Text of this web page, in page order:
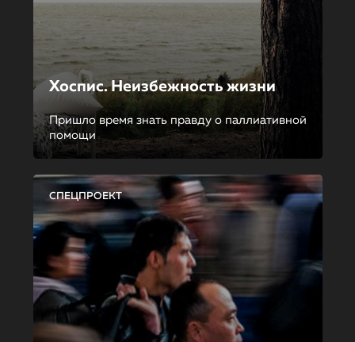
Хоспис. Неизбежность жизни
Пришло время знать правду о паллиативной
помощи
СПЕЦПРОЕКТ